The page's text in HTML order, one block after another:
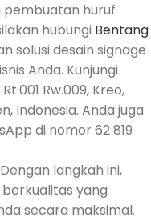
pembuatan huruf
hubungi Bentang
solusi desain signage
Anda. Kunjungi
Rw.009, Kreo,
Indonesia. Anda juga
di nomor 62 819
langkah ini,
yang
secara maksimal.